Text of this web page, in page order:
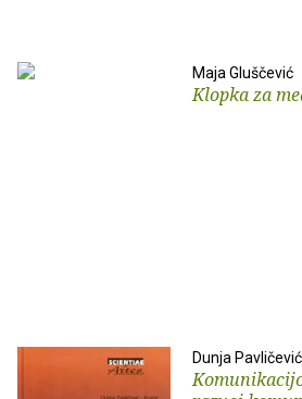
Maja Gluščević
Klopka za
Dunja